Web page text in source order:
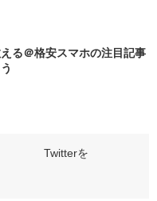
る＠格安スマホの注目記事